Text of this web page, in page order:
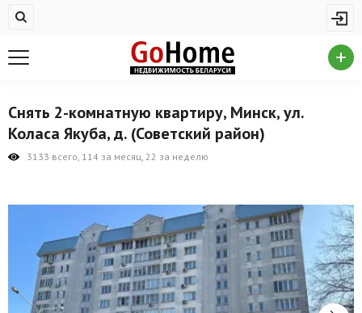
Купить квартиру
На сутки
Новостройки
Комерческая недвижимость
Продажа коммерческой недвижимости
Аренда коммерческой недвижимости
Снять 2-комнатную квартиру, Минск, ул.
Коласа Якуба, д. (Советский район)
3133 всего, 114 за месяц, 22 за неделю